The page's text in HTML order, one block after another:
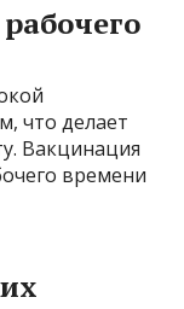
что делает
Вакцинация
времени